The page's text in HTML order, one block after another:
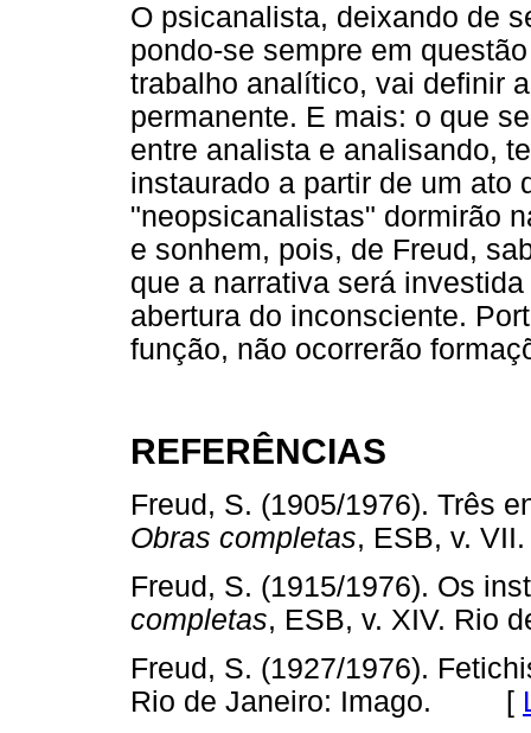
O psicanalista, deixando de
pondo-se sempre em
trabalho analítico, vai definir
permanente. E mais: o que
entre analista e analisando,
instaurado a partir de um ato
"neopsicanalistas" dormirão
e sonhem, pois, de Freud,
que a narrativa será
abertura do inconsciente.
função, não ocorrerão
REFERÊNCIAS
Freud, S. (1905/1976). Três
Obras completas, ESB, v.
Freud, S. (1915/1976). Os
completas, ESB, v. XIV.
Freud, S. (1927/1976).
Rio de Janeiro: Imago. [